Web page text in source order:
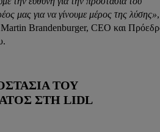
μας για να γίνουμε μέρος της λύσης»,
Brandenburger, CEO και
ΤΟΥ
ΣΤΗ LIDL